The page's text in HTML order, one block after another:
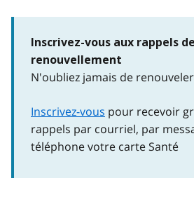
Inscrivez-vous aux rappels de
renouvellement
N'oubliez jamais de
Inscrivez-vous pour recevoir
rappels par courriel, par
téléphone votre carte Santé